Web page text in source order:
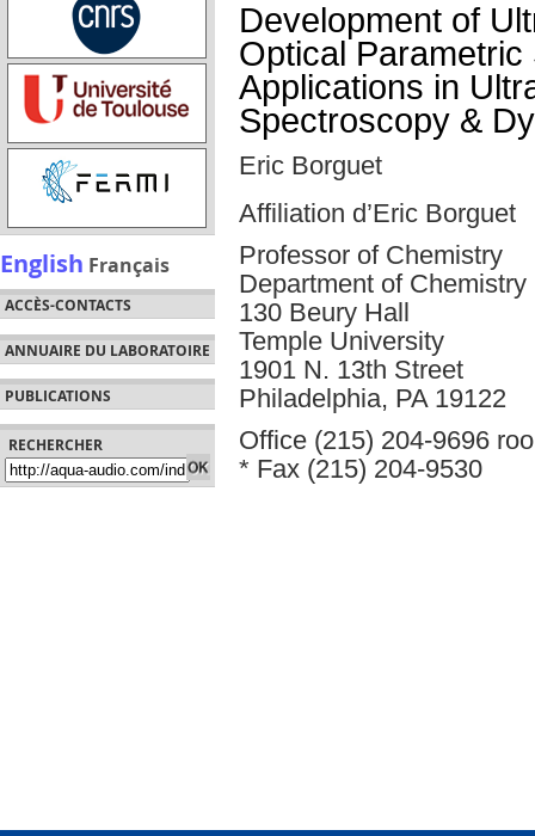
English Français
ACCÈS-CONTACTS
ANNUAIRE DU LABORATOIRE
PUBLICATIONS
RECHERCHER
Development of
Optical
Applications in
Spectroscopy &
Eric Borguet
Affiliation d’Eric Borguet
Professor of Chemistry
Department of Chemistry
130 Beury Hall
Temple University
1901 N. 13th Street
Philadelphia, PA 19122
Office (215) 204-9696
* Fax (215) 204-9530